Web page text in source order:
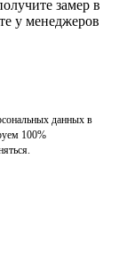
замер в
у менеджеров
данных в
100%